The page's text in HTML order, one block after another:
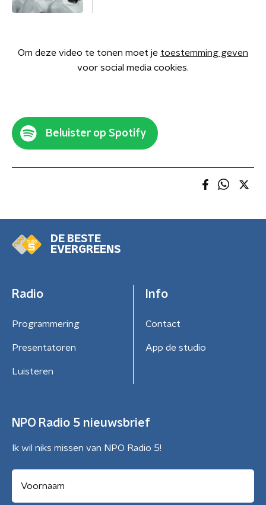
Om deze video te tonen moet je toestemming geven
voor social media cookies.
Beluister op Spotify
DE BESTE
EVERGREENS
Radio
Programmering
Presentatoren
Luisteren
Info
Contact
App de studio
NPO Radio 5 nieuwsbrief
Ik wil niks missen van NPO Radio 5!